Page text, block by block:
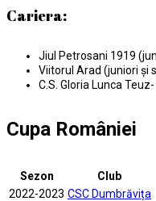
Cariera:
Jiul Petrosani 1919
Viitorul Arad (juniori și
C.S. Gloria Lunca
Cupa României
Sezon
Club
2022-2023 CSC Dumbrăvița